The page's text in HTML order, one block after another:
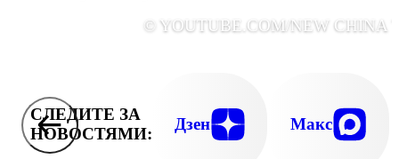
© YOUTUBE.COM/NEW CHINA
СЛЕДИТЕ ЗА
НОВОСТЯМИ:
Дзен Макс